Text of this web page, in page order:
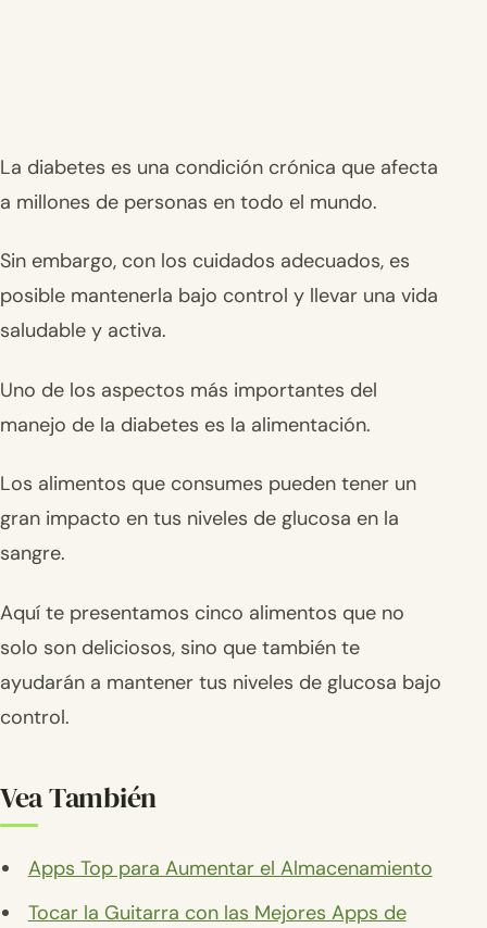
La diabetes es una condición crónica que afecta
a millones de personas en todo el mundo.
Sin embargo, con los cuidados adecuados, es
posible mantenerla bajo control y llevar una vida
saludable y activa.
Uno de los aspectos más importantes del
manejo de la diabetes es la alimentación.
Los alimentos que consumes pueden tener un
gran impacto en tus niveles de glucosa en la
sangre.
Aquí te presentamos cinco alimentos que no
solo son deliciosos, sino que también te
ayudarán a mantener tus niveles de glucosa bajo
control.
Vea También
Apps Top para Aumentar el Almacenamiento
Tocar la Guitarra con las Mejores Apps de